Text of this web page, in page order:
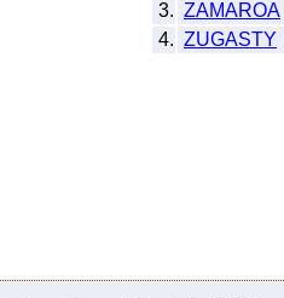
3. ZAMAROA
4. ZUGASTY